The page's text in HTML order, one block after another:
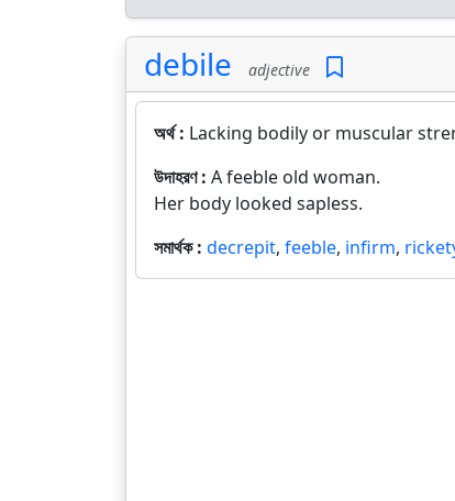
debile adjective
অর্থ : Lacking bodily or muscular
উদাহরণ : A feeble old woman.
Her body looked sapless.
সমার্থক : decrepit, feeble, infirm,